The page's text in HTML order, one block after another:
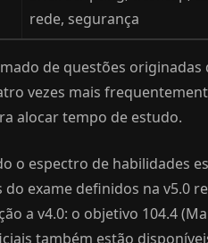
rede, segurança
de questões originadas
vezes mais
alocar tempo de estudo.
o espectro de habilidades
exame definidos na v5.0
a v4.0: o objetivo 104.4
também estão